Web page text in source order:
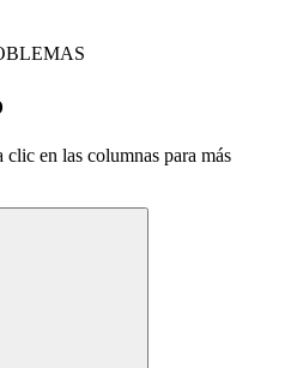
en las columnas para más